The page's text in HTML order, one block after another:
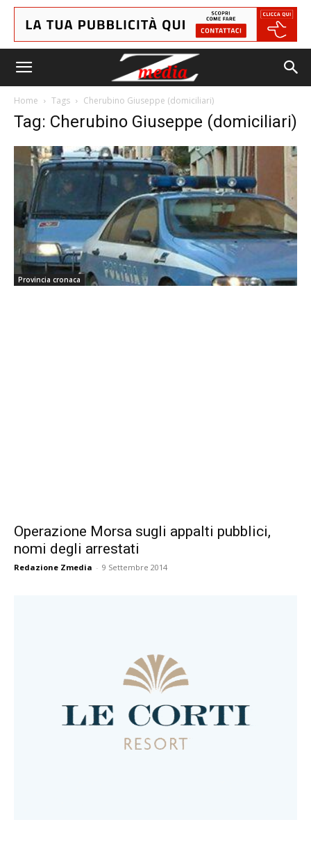
Home Tags Cherubino Giuseppe (domiciliari)
Tag: Cherubino Giuseppe (domiciliari)
Provincia cronaca
Operazione Morsa sugli appalti pubblici,
nomi degli arrestati
Redazione Zmedia - 9 Settembre 2014